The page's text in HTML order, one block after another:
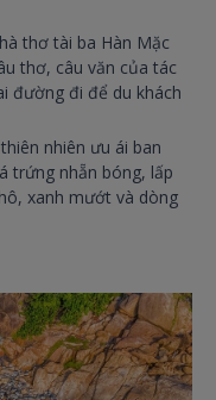
thơ tài ba Hàn Mặc
thơ, câu văn của tác
đường đi để du khách
nhiên ưu ái ban
trứng nhẵn bóng, lấp
xanh mướt và dòng